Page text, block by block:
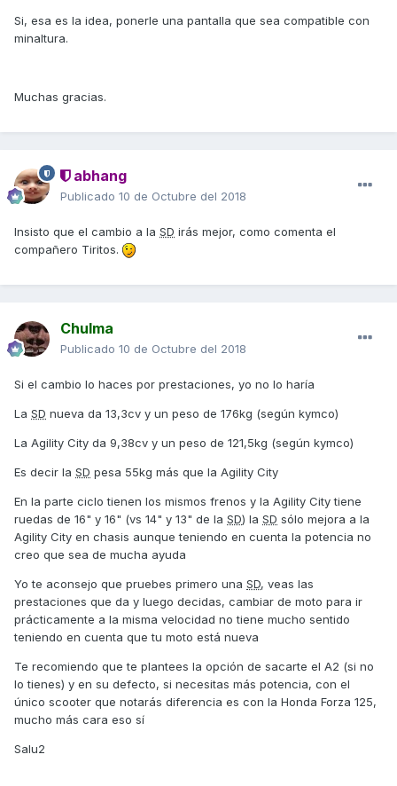
Si, esa es la idea, ponerle una pantalla que sea compatible con
minaltura.
Muchas gracias.
abhang
Publicado 10 de Octubre del 2018
Insisto que el cambio a la SD irás mejor, como comenta el
compañero Tiritos.
Chulma
Publicado 10 de Octubre del 2018
Si el cambio lo haces por prestaciones, yo no lo haría
La SD nueva da 13,3cv y un peso de 176kg (según kymco)
La Agility City da 9,38cv y un peso de 121,5kg (según kymco)
Es decir la SD pesa 55kg más que la Agility City
En la parte ciclo tienen los mismos frenos y la Agility City tiene
ruedas de 16" y 16" (vs 14" y 13" de la SD) la SD sólo mejora a la
Agility City en chasis aunque teniendo en cuenta la potencia no
creo que sea de mucha ayuda
Yo te aconsejo que pruebes primero una SD, veas las
prestaciones que da y luego decidas, cambiar de moto para ir
prácticamente a la misma velocidad no tiene mucho sentido
teniendo en cuenta que tu moto está nueva
Te recomiendo que te plantees la opción de sacarte el A2 (si no
lo tienes) y en su defecto, si necesitas más potencia, con el
único scooter que notarás diferencia es con la Honda Forza 125,
mucho más cara eso sí
Salu2